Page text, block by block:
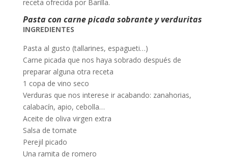
receta ofrecida por Barilla.
Pasta con carne picada sobrante y verduritas
INGREDIENTES
Pasta al gusto (tallarines, espagueti…)
Carne picada que nos haya sobrado después de
preparar alguna otra receta
1 copa de vino seco
Verduras que nos interese ir acabando: zanahorias,
calabacín, apio, cebolla…
Aceite de oliva virgen extra
Salsa de tomate
Perejil picado
Una ramita de romero